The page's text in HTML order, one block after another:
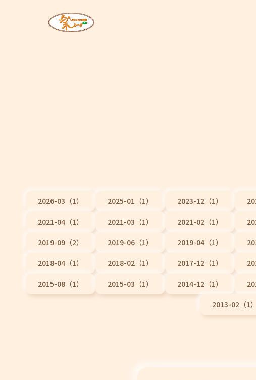
2026-03（1） 2025-01（1） 2023-12（1）
2021-04（1） 2021-03（1） 2021-02（1）
2019-09（2） 2019-06（1） 2019-04（1）
2018-04（1） 2018-02（1） 2017-12（1）
2015-08（1） 2015-03（1） 2014-12（1）
2013-02（1）